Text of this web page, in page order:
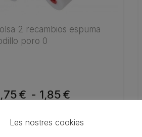
2 recambios espuma
poro 0
€ - 1,85€
SELECCIONAR OPCIONES
Les nostres cookies